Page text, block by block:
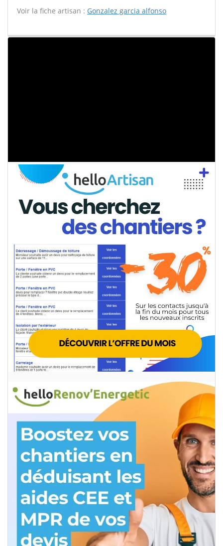
Voir la fiche artisan : Gonzalez garcia alfonso